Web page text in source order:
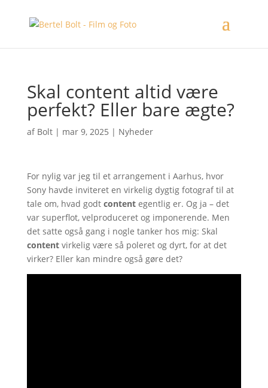
Skal content altid være
perfekt? Eller bare ægte?
af Bolt| mar 9, 2025 | Nyheder
For nylig var jeg til et arrangement i Aarhus, hvor
Sony havde inviteret en virkelig dygtig fotograf til at
tale om, hvad godt contentegentlig er. Og ja – det
var superflot, velproduceret og imponerende. Men
det satte også gang i nogle tanker hos mig: Skal
contentvirkelig være så poleret og dyrt, for at det
virker? Eller kan mindre også gøre det?